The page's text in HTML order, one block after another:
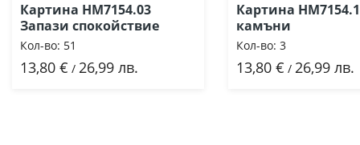
Картина HM7154.03
Запази спокойствие
Кол-во: 51
13,80 € / 26,99 лв.
Добави
Картина
камъни
Кол-во: 3
13,80 € / 26,99 лв.
Добави